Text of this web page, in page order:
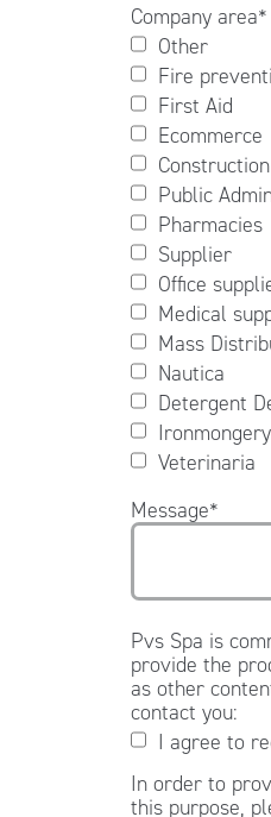
Company area*
Other
Fire
First Aid
Ecommerce
Public
Pharmacies
Supplier
Office
Medical
Mass
Nautica
Detergent
Ironmongery
Veterinaria
Message*
Pvs Spa is
provide the
as other
contact you:
I agree to
In order to
this purpose,